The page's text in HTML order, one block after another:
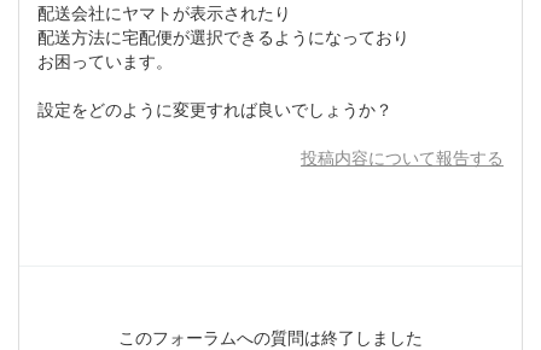
配送会社にヤマトが表示されたり
配送方法に宅配便が選択できるようになっており
お困っています。
設定をどのように変更すれば良いでしょうか？
投稿内容について報告する
このフォーラムへの質問は終了しました